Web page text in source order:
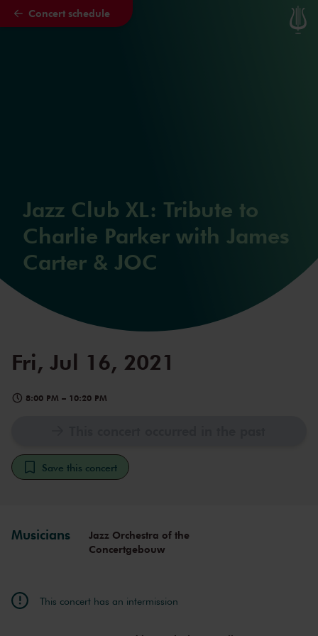
Skip to main content
Concert schedule
Jazz Club XL: Tribute to
Charlie Parker with James
Carter & JOC
Fri, Jul 16, 2021
8:00 PM – 10:20 PM
Save this concert
Musicians
Jazz Orchestra of the
Concertgebouw
This concert has an intermission